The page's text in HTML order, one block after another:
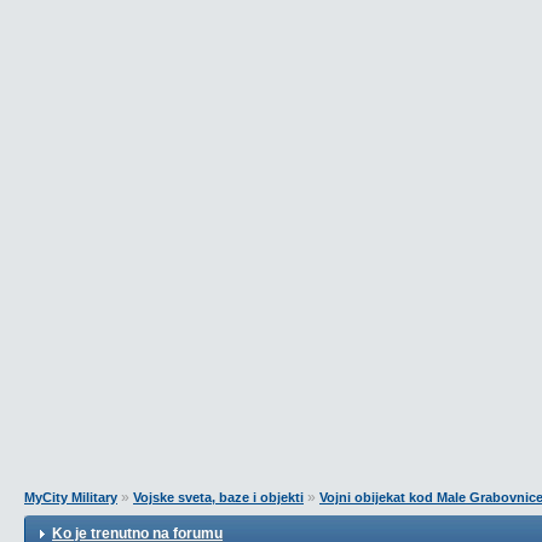
MyCity Military » Vojske sveta, baze i objekti » Vojni obijekat kod Male Grabovnice
Ko je trenutno na forumu